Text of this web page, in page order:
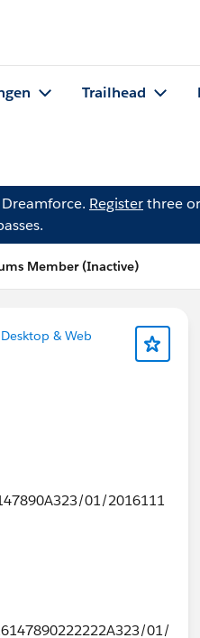
Trailhead
Registerthree
Member (Inactive)
& Web
01/2016111
01/